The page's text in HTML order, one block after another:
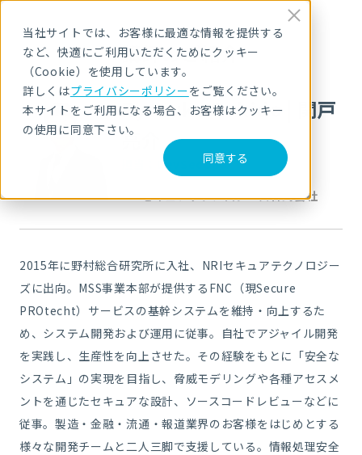
当社サイトでは、お客様に最適な情報を提供する
など、快適にご利用いただくためにクッキー
（Cookie）を使用しています。
詳しくはプライバシーポリシーをご覧ください。
本サイトをご利用になる場合、お客様はクッキー
の使用に同意下さい。
同意する
講師のご紹介
Ryosuke Sekido|
関戸
亮介
担当：DevSecOps
NRIセキュアテクノロジーズ株式会社
2015年に野村総合研究所に入社、NRIセキュアテクノロジー
ズに出向。MSS事業本部が提供するFNC（現Secure
PROtecht）サービスの基幹システムを維持・向上するた
め、システム開発および運用に従事。自社でアジャイル開発
を実践し、生産性を向上させた。その経験をもとに「安全な
システム」の実現を目指し、脅威モデリングや各種アセスメ
ントを通じたセキュアな設計、ソースコードレビューなどに
従事。製造・金融・流通・報道業界のお客様をはじめとする
様々な開発チームと二人三脚で支援している。情報処理安全